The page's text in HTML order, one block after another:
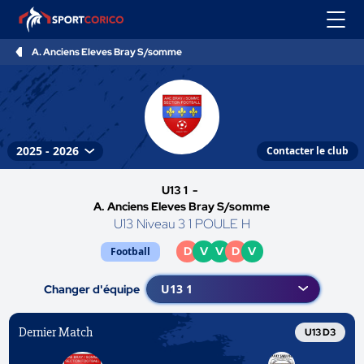
A. Anciens Eleves Bray S/somme
Contacter le club
U13 1 -
A. Anciens Eleves Bray S/somme
U13 Niveau 3 1 POULE H
Football D V V D V
Changer d'équipe
Dernier Match U13 D3